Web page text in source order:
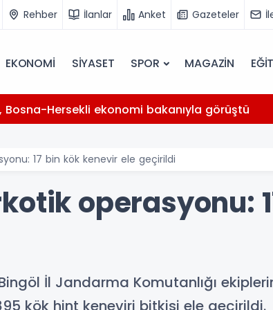
Rehber İlanlar Anket Gazeteler
EKONOMİ SİYASET SPOR MAGAZİN
Bosna-Hersekli ekonomi bakanıyla görüştü
17 bin kök kenevir ele geçirildi
operasyonu:
İl Jandarma Komutanlığı
kök hint keneviri bitkisi ele geçirildi.